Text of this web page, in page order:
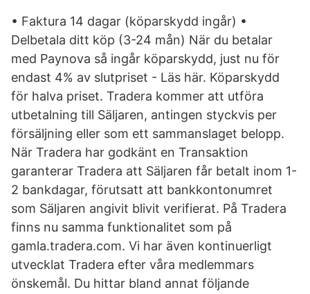
• Faktura 14 dagar (köparskydd ingår) •
Delbetala ditt köp (3-24 mån) När du betalar
med Paynova så ingår köparskydd, just nu för
endast 4% av slutpriset - Läs här. Köparskydd
för halva priset. Tradera kommer att utföra
utbetalning till Säljaren, antingen styckvis per
försäljning eller som ett sammanslaget belopp.
När Tradera har godkänt en Transaktion
garanterar Tradera att Säljaren får betalt inom 1-
2 bankdagar, förutsatt att bankkontonumret
som Säljaren angivit blivit verifierat. På Tradera
finns nu samma funktionalitet som på
gamla.tradera.com. Vi har även kontinuerligt
utvecklat Tradera efter våra medlemmars
önskemål. Du hittar bland annat följande